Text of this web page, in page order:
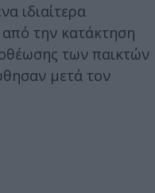
ιδιαίτερα
από την κατάκτηση
των παικτών
μετά τον